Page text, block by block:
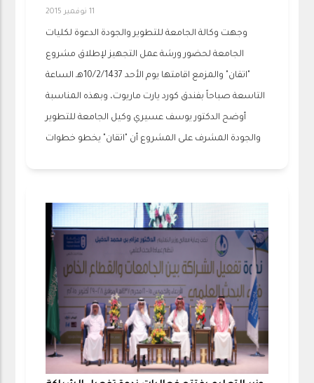
11 نوفمبر 2015
وجهت وكالة الجامعة للتطوير والجودة الدعوة لكليات
الجامعة لحضور ورشة عمل التجهيز لإطلاق مشروع
"اتقان" والمزمع اقامتها يوم الأحد 10/2/1437هـ الساعة
التاسعة صباحاً بفندق كورد يارت ماريوت، وبهذه المناسبة
أوضح الدكتور يوسف عسيري وكيل الجامعة للتطوير
والجودة المشرف على المشروع أن "اتقان" يخطو خطوات